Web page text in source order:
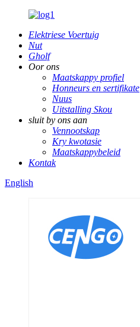
Elektriese Voertuig
Nut
Gholf
Oor ons
Maatskappy profiel
Honneurs en sertifikate
Nuus
Uitstalling Skou
sluit by ons aan
Vennootskap
Kry kwotasie
Maatskappybeleid
Kontak
English